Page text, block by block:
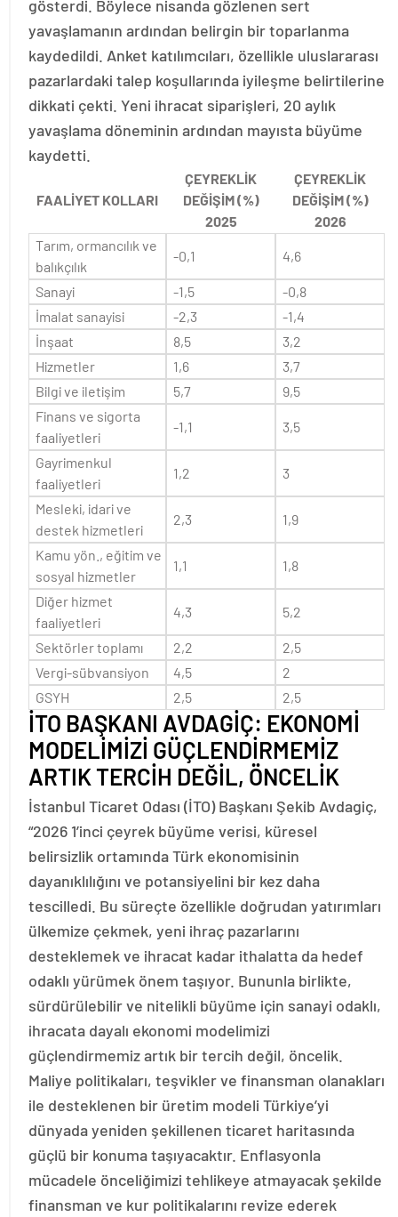
gösterdi. Böylece nisanda gözlenen sert
yavaşlamanın ardından belirgin bir toparlanma
kaydedildi. Anket katılımcıları, özellikle uluslararası
pazarlardaki talep koşullarında iyileşme belirtilerine
dikkati çekti. Yeni ihracat siparişleri, 20 aylık
yavaşlama döneminin ardından mayısta büyüme
kaydetti.
FAALİYET KOLLARI
ÇEYREKLİK
DEĞİŞİM (%)
2025
ÇEYREKLİK
DEĞİŞİM (%)
2026
Tarım, ormancılık ve
balıkçılık
-0,1 4,6
Sanayi -1,5
-0,8
İmalat sanayisi
-2,3
-1,4
İnşaat
8,5
3,2
Hizmetler
1,6
3,7
Bilgi ve iletişim
5,7
9,5
Finans ve sigorta
faaliyetleri
-1,1 3,5
Gayrimenkul
faaliyetleri
1,2 3
Mesleki, idari ve
destek hizmetleri
2,3 1,9
Kamu yön., eğitim ve
sosyal hizmetler
1,1 1,8
Diğer hizmet
faaliyetleri
4,3 5,2
Sektörler toplamı 2,2
2,5
Vergi-sübvansiyon
4,5
2
GSYH
2,5 2,5
İTO BAŞKANI AVDAGİÇ: EKONOMİ
MODELİMİZİ GÜÇLENDİRMEMİZ
ARTIK TERCİH DEĞİL, ÖNCELİK
İstanbul Ticaret Odası (İTO) Başkanı Şekib Avdagiç,
“2026 1’inci çeyrek büyüme verisi, küresel
belirsizlik ortamında Türk ekonomisinin
dayanıklılığını ve potansiyelini bir kez daha
tescilledi. Bu süreçte özellikle doğrudan yatırımları
ülkemize çekmek, yeni ihraç pazarlarını
desteklemek ve ihracat kadar ithalatta da hedef
odaklı yürümek önem taşıyor. Bununla birlikte,
sürdürülebilir ve nitelikli büyüme için sanayi odaklı,
ihracata dayalı ekonomi modelimizi
güçlendirmemiz artık bir tercih değil, öncelik.
Maliye politikaları, teşvikler ve finansman olanakları
ile desteklenen bir üretim modeli Türkiye’yi
dünyada yeniden şekillenen ticaret haritasında
güçlü bir konuma taşıyacaktır. Enflasyonla
mücadele önceliğimizi tehlikeye atmayacak şekilde
finansman ve kur politikalarını revize ederek